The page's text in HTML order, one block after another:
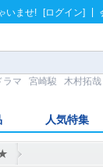
いませ! [ログイン]
ラマ 宮崎駿 木村拓哉
人気特集